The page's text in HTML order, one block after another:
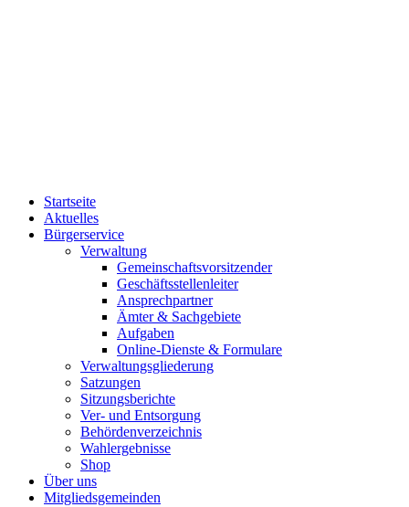
Startseite
Aktuelles
Bürgerservice
Verwaltung
Gemeinschaftsvorsitzender
Geschäftsstellenleiter
Ansprechpartner
Ämter & Sachgebiete
Aufgaben
Online-Dienste & Formulare
Verwaltungsgliederung
Satzungen
Sitzungsberichte
Ver- und Entsorgung
Behördenverzeichnis
Wahlergebnisse
Shop
Über uns
Mitgliedsgemeinden